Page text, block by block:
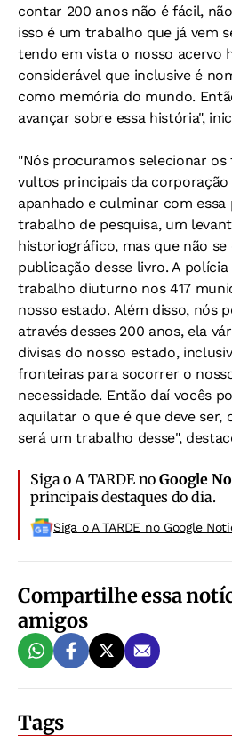
contar 200 anos não é fácil,
isso é um trabalho que já vem
tendo em vista o nosso acervo
considerável que inclusive é
como memória do mundo.
avançar sobre essa história",
"Nós procuramos selecionar
vultos principais da
apanhado e culminar com essa
trabalho de pesquisa, um
historiográfico, mas que não se
publicação desse livro. A
trabalho diuturno nos 417
nosso estado. Além disso, nós
através desses 200 anos, ela
divisas do nosso estado,
fronteiras para socorrer o
necessidade. Então daí vocês
aquilatar o que é que deve ser,
será um trabalho desse",
Siga o A TARDE noGoogle
principais destaques do dia.
Siga o A TARDE no Google
Compartilhe essa
amigos
Tags